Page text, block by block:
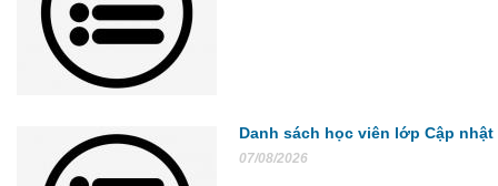
Danh sách học viên lớp Cập
07/08/2026